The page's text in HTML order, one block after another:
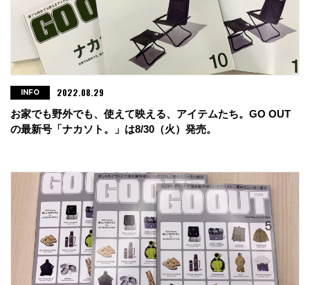
お家でも野外でも、使えて映える、アイテムたち。GO OUT
の最新号「ナカソト。」は8/30（火）発売。
INFO 2022.08.29